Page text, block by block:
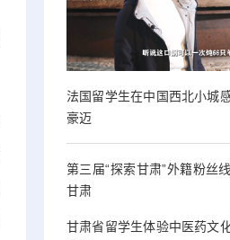
法国留学生在中国西北小城
豪迈
第三届“探索甘肃”外籍粉丝
甘肃
甘肃省留学生体验中医药文